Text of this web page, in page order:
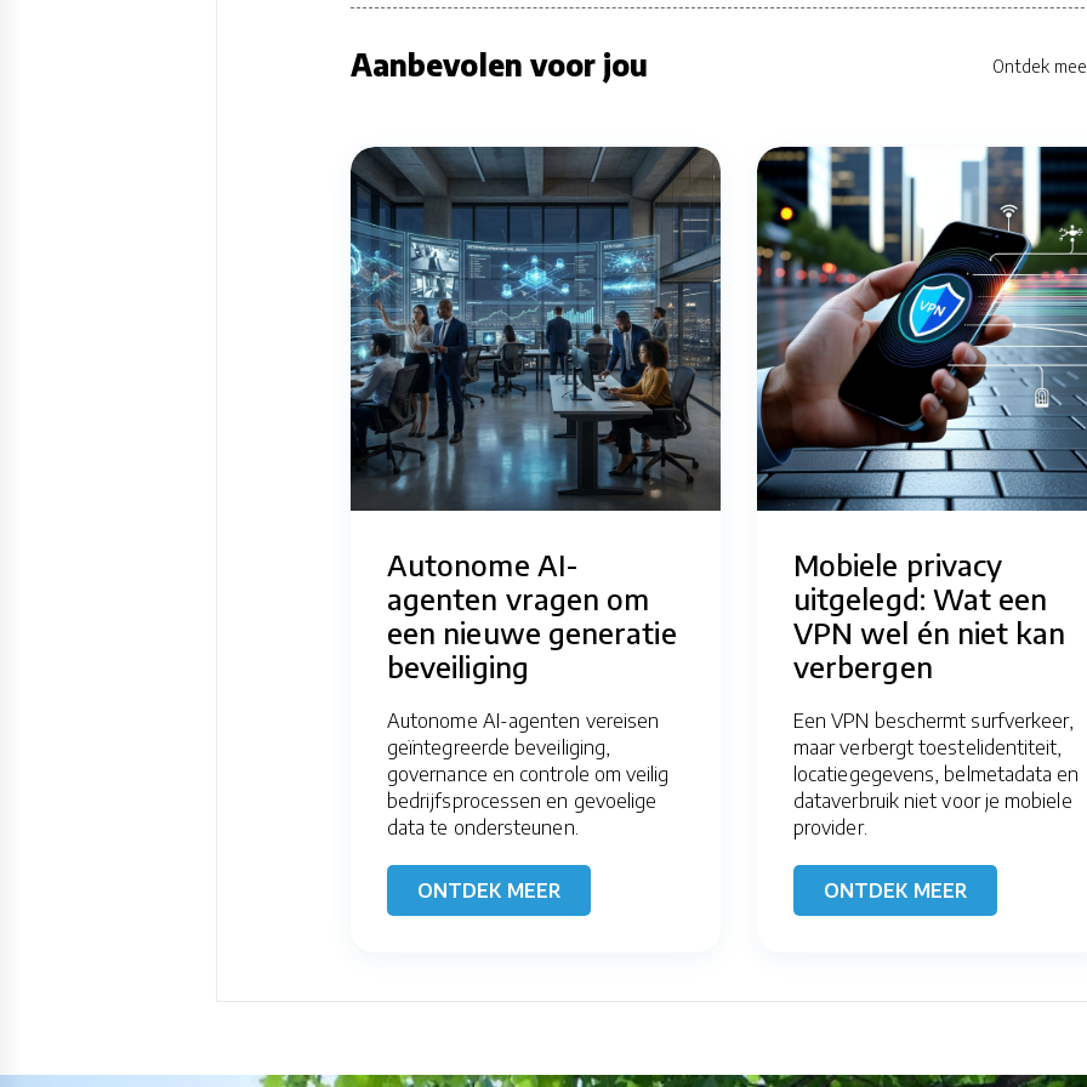
Aanbevolen voor jou Ontdek
Autonome AI-
agenten vragen om
een nieuwe generatie
beveiliging
Autonome AI-agenten vereisen
geïntegreerde beveiliging,
governance en controle om veilig
bedrijfsprocessen en gevoelige
data te ondersteunen.
ONTDEK MEER
Mobiele privacy
uitgelegd: Wat een
VPN wel én niet kan
verbergen
Een VPN beschermt surfverkeer,
maar verbergt toestelidentiteit,
locatiegegevens, belmetadata en
dataverbruik niet voor je mobiele
provider.
ONTDEK MEER